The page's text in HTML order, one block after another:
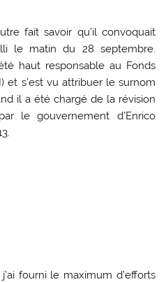
fait savoir qu’il convoquait
le matin du 28 septembre.
haut responsable au Fonds
et s’est vu attribuer le surnom
il a été chargé de la révision
le gouvernement d’Enrico
fourni le maximum d’efforts